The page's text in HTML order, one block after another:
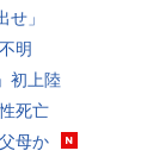
」
明
初上陸
死亡
母か